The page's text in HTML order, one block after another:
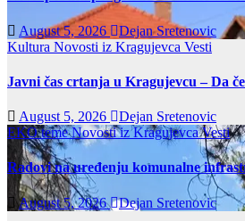
August 5, 2026
Dejan Sretenovic
Kultura Novosti iz Kragujevca Vesti
Javni čas crtanja u Kragujevcu – Da
August 5, 2026
Dejan Sretenovic
EKO temeNovosti iz KragujevcaVesti
Radovi na uređenju komunalne
August 5, 2026 Dejan Sretenovic